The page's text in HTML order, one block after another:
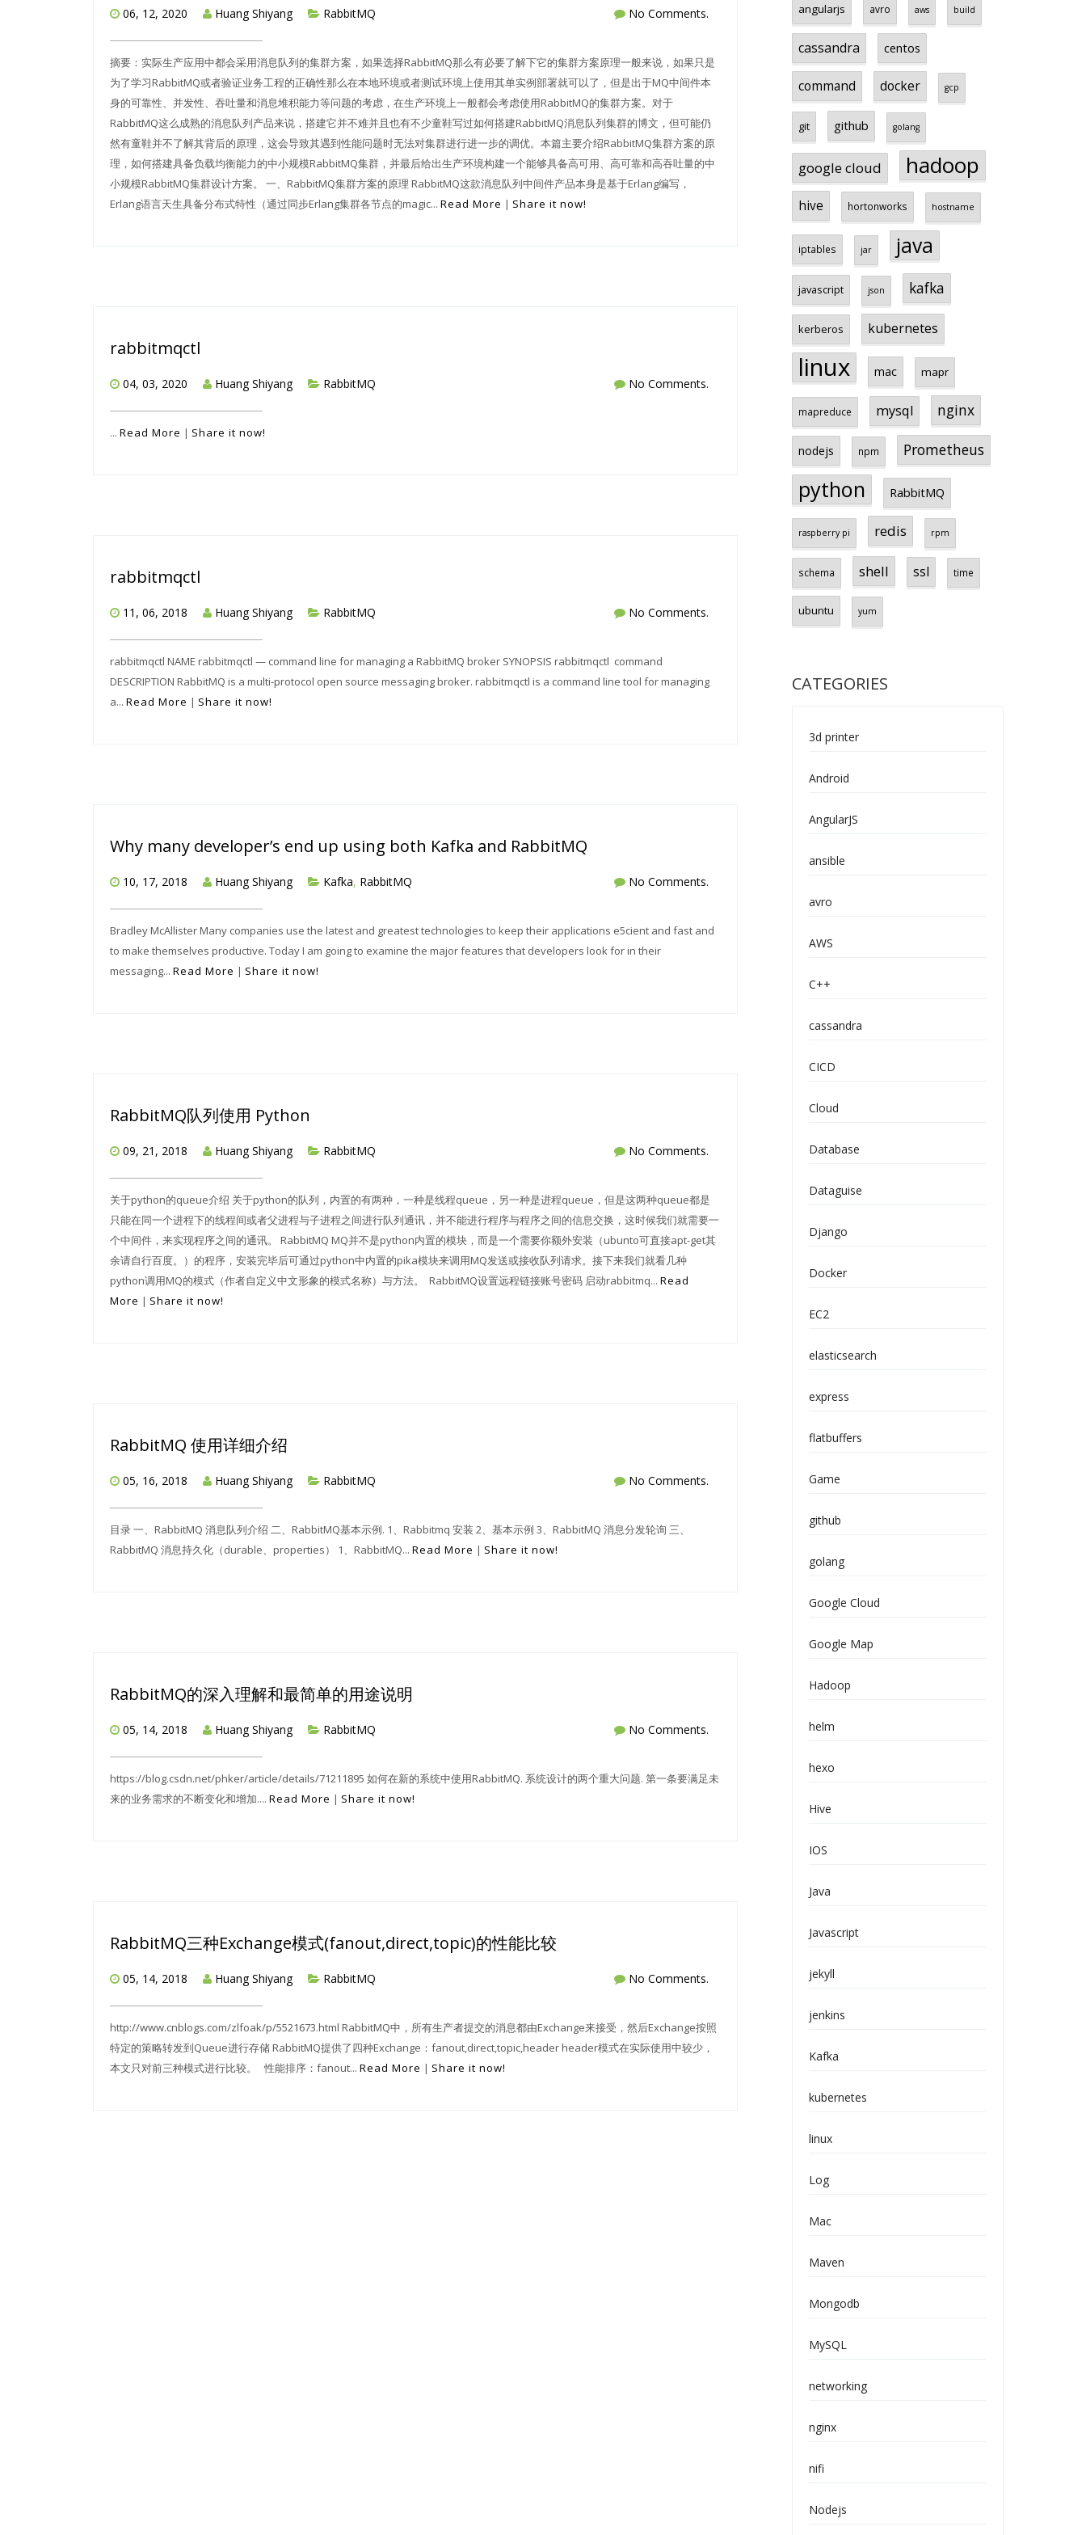
06, 12, 2020 Huang Shiyang RabbitMQ No Comments.
摘要：实际生产应用中都会采用消息队列的集群方案，如果选择RabbitMQ那么有必要了解下它的集群方案原理一般来说，如果只是
为了学习RabbitMQ或者验证业务工程的正确性那么在本地环境或者测试环境上使用其单实例部署就可以了，但是出于MQ中间件本
身的可靠性、并发性、吞吐量和消息堆积能力等问题的考虑，在生产环境上一般都会考虑使用RabbitMQ的集群方案。对于
RabbitMQ这么成熟的消息队列产品来说，搭建它并不难并且也有不少童鞋写过如何搭建RabbitMQ消息队列集群的博文，但可能仍
然有童鞋并不了解其背后的原理，这会导致其遇到性能问题时无法对集群进行进一步的调优。本篇主要介绍RabbitMQ集群方案的原
理，如何搭建具备负载均衡能力的中小规模RabbitMQ集群，并最后给出生产环境构建一个能够具备高可用、高可靠和高吞吐量的中
小规模RabbitMQ集群设计方案。 一、RabbitMQ集群方案的原理 RabbitMQ这款消息队列中间件产品本身是基于Erlang编写，
Erlang语言天生具备分布式特性（通过同步Erlang集群各节点的magic... Read More | Share it now!
rabbitmqctl
04, 03, 2020 Huang Shiyang RabbitMQ No Comments.
... Read More | Share it now!
rabbitmqctl
11, 06, 2018 Huang Shiyang RabbitMQ No Comments.
rabbitmqctl NAME rabbitmqctl — command line for managing a RabbitMQ broker SYNOPSIS rabbitmqctl command
DESCRIPTION RabbitMQ is a multi-protocol open source messaging broker. rabbitmqctl is a command line tool for managing
a... Read More | Share it now!
Why many developer’s end up using both Kafka and RabbitMQ
10, 17, 2018 Huang Shiyang Kafka, RabbitMQ No Comments.
Bradley McAllister Many companies use the latest and greatest technologies to keep their applications e5cient and fast and
to make themselves productive. Today I am going to examine the major features that developers look for in their
messaging... Read More | Share it now!
RabbitMQ队列使用 Python
09, 21, 2018 Huang Shiyang RabbitMQ No Comments.
关于python的queue介绍 关于python的队列，内置的有两种，一种是线程queue，另一种是进程queue，但是这两种queue都是
只能在同一个进程下的线程间或者父进程与子进程之间进行队列通讯，并不能进行程序与程序之间的信息交换，这时候我们就需要一
个中间件，来实现程序之间的通讯。 RabbitMQ MQ并不是python内置的模块，而是一个需要你额外安装（ubunto可直接apt-get其
余请自行百度。）的程序，安装完毕后可通过python中内置的pika模块来调用MQ发送或接收队列请求。接下来我们就看几种
python调用MQ的模式（作者自定义中文形象的模式名称）与方法。 RabbitMQ设置远程链接账号密码 启动rabbitmq... Read
More | Share it now!
RabbitMQ 使用详细介绍
05, 16, 2018 Huang Shiyang RabbitMQ No Comments.
目录 一、RabbitMQ 消息队列介绍 二、RabbitMQ基本示例. 1、Rabbitmq 安装 2、基本示例 3、RabbitMQ 消息分发轮询 三、
RabbitMQ 消息持久化（durable、properties） 1、RabbitMQ... Read More | Share it now!
RabbitMQ的深入理解和最简单的用途说明
05, 14, 2018 Huang Shiyang RabbitMQ No Comments.
https://blog.csdn.net/phker/article/details/71211895 如何在新的系统中使用RabbitMQ. 系统设计的两个重大问题. 第一条要满足未
来的业务需求的不断变化和增加.... Read More | Share it now!
RabbitMQ三种Exchange模式(fanout,direct,topic)的性能比较
05, 14, 2018 Huang Shiyang RabbitMQ No Comments.
http://www.cnblogs.com/zlfoak/p/5521673.html RabbitMQ中，所有生产者提交的消息都由Exchange来接受，然后Exchange按照
特定的策略转发到Queue进行存储 RabbitMQ提供了四种Exchange：fanout,direct,topic,header header模式在实际使用中较少，
本文只对前三种模式进行比较。 性能排序：fanout... Read More | Share it now!
angularjs avro aws build
cassandra centos
command docker gcp
git github golang
google cloud hadoop
hive hortonworks hostname
iptables jar java
javascript json kafka
kerberos kubernetes
linux mac mapr
mapreduce mysql nginx
nodejs npm Prometheus
python RabbitMQ
raspberry pi redis rpm
schema shell ssl time
ubuntu yum
CATEGORIES
3d printer
Android
AngularJS
ansible
avro
AWS
C++
cassandra
CICD
Cloud
Database
Dataguise
Django
Docker
EC2
elasticsearch
express
flatbuffers
Game
github
golang
Google Cloud
Google Map
Hadoop
helm
hexo
Hive
IOS
Java
Javascript
jekyll
jenkins
Kafka
kubernetes
linux
Log
Mac
Maven
Mongodb
MySQL
networking
nginx
nifi
Nodejs